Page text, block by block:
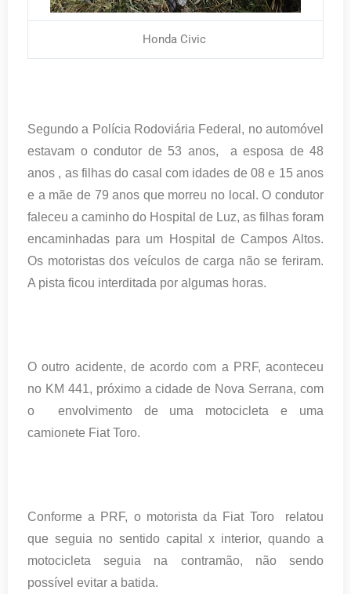
Honda Civic
Segundo a Polícia Rodoviária Federal, no automóvel
estavam o condutor de 53 anos, a esposa de 48
anos , as filhas do casal com idades de 08 e 15 anos
e a mãe de 79 anos que morreu no local. O condutor
faleceu a caminho do Hospital de Luz, as filhas foram
encaminhadas para um Hospital de Campos Altos.
Os motoristas dos veículos de carga não se feriram.
A pista ficou interditada por algumas horas.
O outro acidente, de acordo com a PRF, aconteceu
no KM 441, próximo a cidade de Nova Serrana, com
o envolvimento de uma motocicleta e uma
camionete Fiat Toro.
Conforme a PRF, o motorista da Fiat Toro relatou
que seguia no sentido capital x interior, quando a
motocicleta seguia na contramão, não sendo
possível evitar a batida.